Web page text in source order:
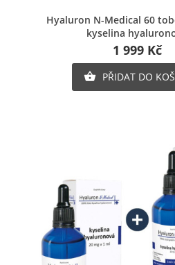
Rychlý náhled
Hyaluron N-Medical 60
kyselina
1 999 Kč
 PŘIDAT DO